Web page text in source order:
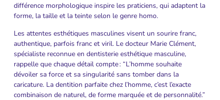
différence morphologique inspire les praticiens, qui adaptent la
forme, la taille et la teinte selon le genre homo.
Les attentes esthétiques masculines visent un sourire franc,
authentique, parfois franc et viril. Le docteur Marie Clément,
spécialiste reconnue en dentisterie esthétique masculine,
rappelle que chaque détail compte : “L’homme souhaite
dévoiler sa force et sa singularité sans tomber dans la
caricature. La dentition parfaite chez l’homme, c’est l’exacte
combinaison de naturel, de forme marquée et de personnalité.”